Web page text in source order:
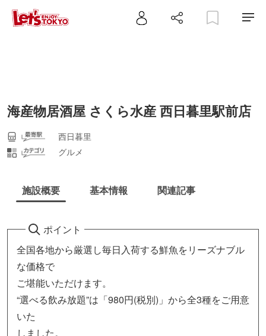
海産物居酒屋 さくら水産 西日暮里駅前店
西日暮里
グルメ
施設概要 基本情報 関連記事
ポイント
全国各地から厳選し毎日入荷する鮮魚をリーズナブル
な価格で
ご堪能いただけます。
“選べる飲み放題”は「980円(税別)」から全3種をご用意
いた
しました。